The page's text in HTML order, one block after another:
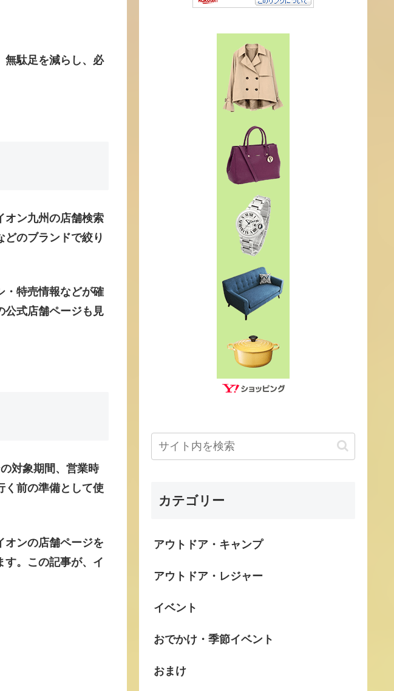
無駄足を減らし、必
オン九州の店舗検索
のブランドで絞り
・特売情報などが確
公式店舗ページも見
対象期間、営業時
く前の準備として使
オンの店舗ページを
す。この記事が、イ
カテゴリー
アウトドア・キャンプ
アウトドア・レジャー
イベント
おでかけ・季節イベント
おまけ